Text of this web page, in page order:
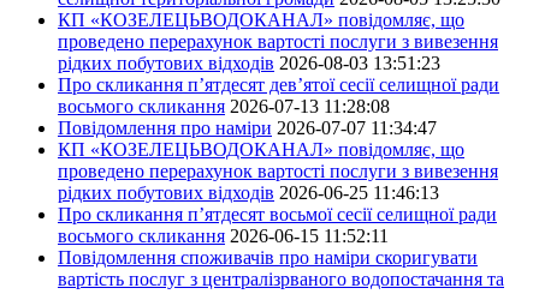
КП «КОЗЕЛЕЦЬВОДОКАНАЛ» повідомляє, що
проведено перерахунок вартості послуги з вивезення
рідких побутових відходів 2026-08-03 13:51:23
Про скликання п’ятдесят дев’ятої сесії селищної ради
восьмого скликання 2026-07-13 11:28:08
Повідомлення про наміри 2026-07-07 11:34:47
КП «КОЗЕЛЕЦЬВОДОКАНАЛ» повідомляє, що
проведено перерахунок вартості послуги з вивезення
рідких побутових відходів 2026-06-25 11:46:13
Про скликання п’ятдесят восьмої сесії селищної ради
восьмого скликання 2026-06-15 11:52:11
Повідомлення споживачів про наміри скоригувати
вартість послуг з централізрваного водопостачання та